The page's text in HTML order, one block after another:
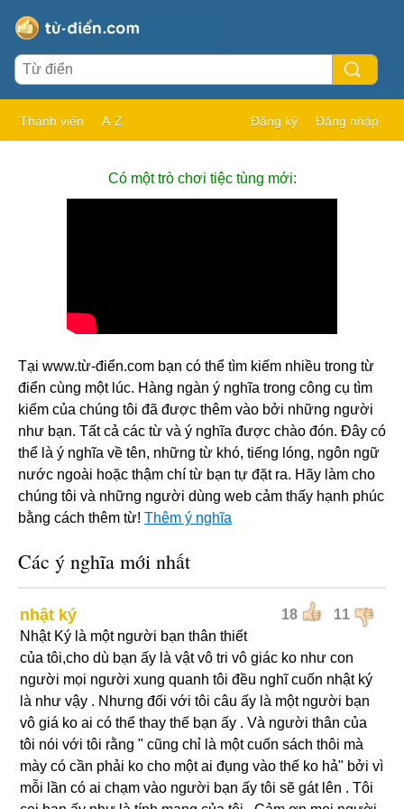
Thành viên A-Z Đăng ký Đăng nhập
Có một trò chơi tiệc tùng mới:
Tại www.từ-điển.com bạn có thể tìm kiếm nhiều trong từ
điển cùng một lúc. Hàng ngàn ý nghĩa trong công cụ tìm
kiếm của chúng tôi đã được thêm vào bởi những người
như bạn. Tất cả các từ và ý nghĩa được chào đón. Đây có
thể là ý nghĩa về tên, những từ khó, tiếng lóng, ngôn ngữ
nước ngoài hoặc thậm chí từ bạn tự đặt ra. Hãy làm cho
chúng tôi và những người dùng web cảm thấy hạnh phúc
bằng cách thêm từ! Thêm ý nghĩa
Các ý nghĩa mới nhất
18 11
nhật ký
Nhật Ký là một người bạn thân thiết
của tôi,cho dù bạn ấy là vật vô tri vô giác ko như con
người mọi người xung quanh tôi đều nghĩ cuốn nhật ký
là như vậy . Nhưng đối với tôi câu ấy là một người bạn
vô giá ko ai có thể thay thế bạn ấy . Và người thân của
tôi nói với tôi rằng " cũng chỉ là một cuốn sách thôi mà
mày có cần phải ko cho một ai đụng vào thế ko hả" bởi vì
mỗi lần có ai chạm vào người bạn ấy tôi sẽ gát lên . Tôi